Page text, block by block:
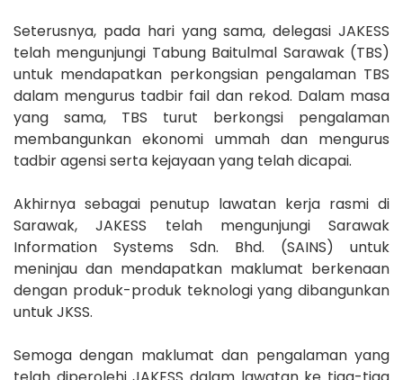
Seterusnya, pada hari yang sama, delegasi JAKESS
telah mengunjungi Tabung Baitulmal Sarawak (TBS)
untuk mendapatkan perkongsian pengalaman TBS
dalam mengurus tadbir fail dan rekod. Dalam masa
yang sama, TBS turut berkongsi pengalaman
membangunkan ekonomi ummah dan mengurus
tadbir agensi serta kejayaan yang telah dicapai.
Akhirnya sebagai penutup lawatan kerja rasmi di
Sarawak, JAKESS telah mengunjungi Sarawak
Information Systems Sdn. Bhd. (SAINS) untuk
meninjau dan mendapatkan maklumat berkenaan
dengan produk-produk teknologi yang dibangunkan
untuk JKSS.
Semoga dengan maklumat dan pengalaman yang